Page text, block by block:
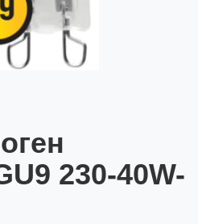
230-40W-